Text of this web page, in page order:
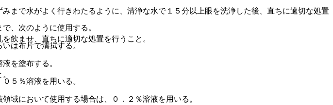
で水がよく行きわたるように、清浄な水で１５分以上眼を洗浄した後、直ちに適切な処置
飲ませ、直ちに適切な処置を行うこと。
、次のように使用する。
は布片で清拭する。
を塗布する。
５％溶液を用いる。
域において使用する場合は、０．２％溶液を用いる。